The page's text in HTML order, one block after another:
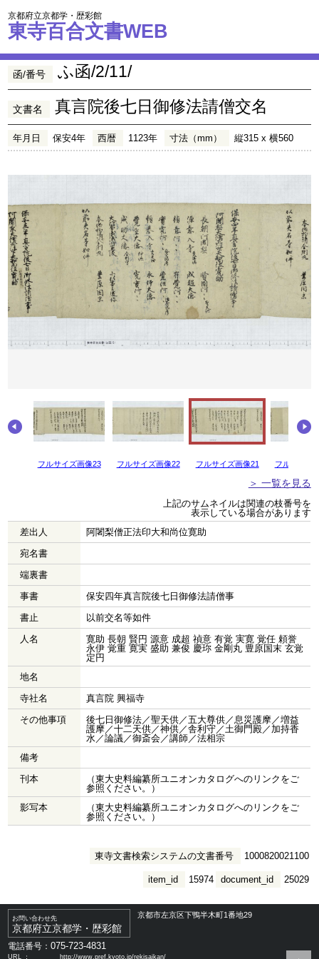
京都府立京都学・歴彩館
東寺百合文書WEB
函/番号 ふ函/2/11/
文書名 真言院後七日御修法請僧交名
年月日 保安4年 西暦 1123年 寸法（mm） 縦315 x 横560
フルサイズ画像23 フルサイズ画像22 フルサイズ画像21 フルサイズ
＞ 一覧を見る
上記のサムネイルは関連の枝番号を
表示している場合があります
差出人
阿闍梨僧正法印大和尚位寛助
宛名書
端裏書
事書
保安四年真言院後七日御修法請僧事
書止
以前交名等如件
人名
寛助 長朝 賢円 源意 成超 禎意 有覚 実寛 覚任 頼誉
永伊 覚重 寛実 盛助 兼俊 慶珎 金剛丸 豊原国末 玄覚
定円
地名
寺社名
真言院 興福寺
その他事項
後七日御修法／聖天供／五大尊供／息災護摩／増益
護摩／十二天供／神供／舎利守／土御門殿／加持香
水／論議／御斎会／講師／法相宗
備考
刊本
（東大史料編纂所ユニオンカタログへのリンクをご
参照ください。）
影写本
（東大史料編纂所ユニオンカタログへのリンクをご
参照ください。）
東寺文書検索システムの文書番号 1000820021100
document_id 25029
item_id 15974
お問い合わせ先
京都府立京都学・歴彩館
京都市左京区下鴨半木町1番地29
電話番号：075-723-4831
URL ： http://www.pref.kyoto.jp/rekisaikan/